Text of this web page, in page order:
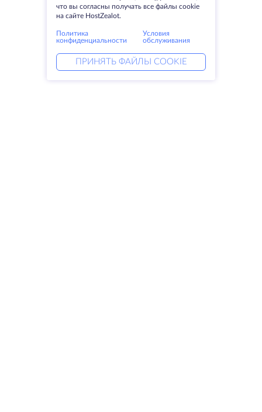
что вы согласны получать все файлы cookie
на сайте HostZealot.
Политика
конфиденциальности
Условия
обслуживания
ПРИНЯТЬ ФАЙЛЫ COOKIE